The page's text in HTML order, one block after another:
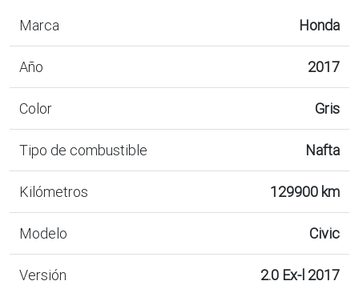
Marca Honda
Año 2017
Color Gris
Tipo de combustible Nafta
Kilómetros 129900 km
Modelo Civic
Versión 2.0 Ex-l 2017